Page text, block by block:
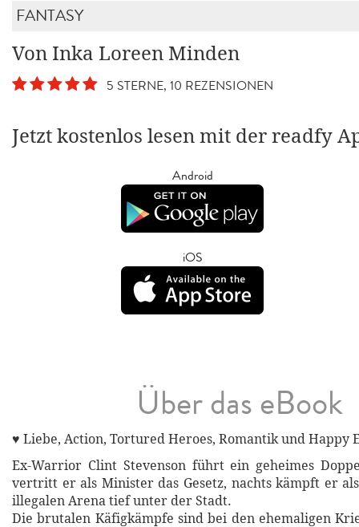
FANTASY
Von Inka Loreen Minden
5 STERNE, 10 REZENSIONEN
Jetzt kostenlos lesen mit der readfy
Android
iOS
Über das eBook
♥ Liebe, Action, Tortured Heroes, Romantik und Happy
Ex-Warrior Clint Stevenson führt ein geheimes
vertritt er als Minister das Gesetz, nachts kämpft er
illegalen Arena tief unter der Stadt.
Die brutalen Käfigkämpfe sind bei den ehemaligen